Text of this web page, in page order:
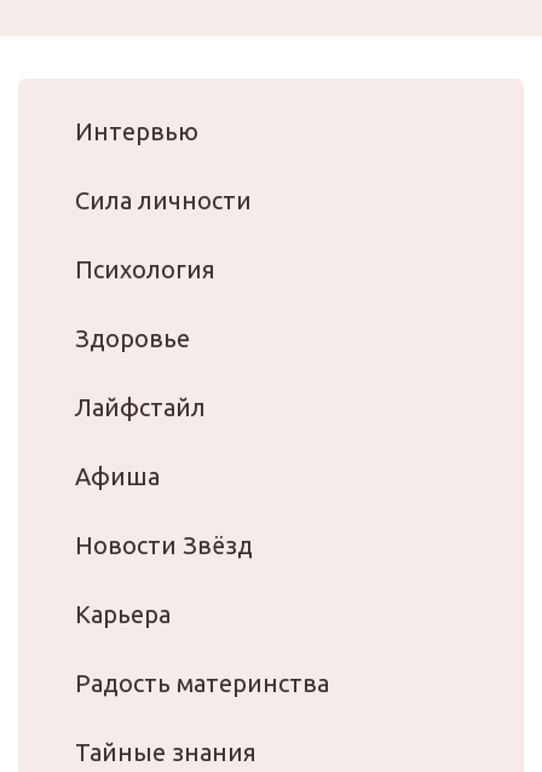
Интервью
Сила личности
Психология
Здоровье
Лайфстайл
Афиша
Новости Звёзд
Карьера
Радость материнства
Тайные знания